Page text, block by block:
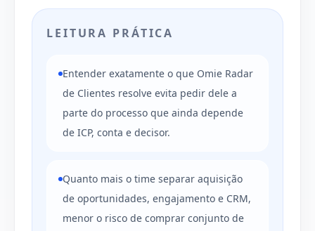
LEITURA PRÁTICA
Entender exatamente o que Omie Radar
de Clientes resolve evita pedir dele a
parte do processo que ainda depende
de ICP, conta e decisor.
Quanto mais o time separar aquisição
de oportunidades, engajamento e CRM,
menor o risco de comprar conjunto de